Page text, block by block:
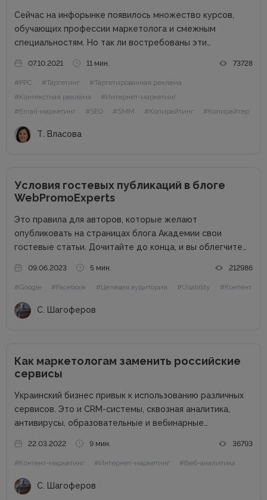
Сейчас на инфорынке появилось множество курсов,
обучающих профессии маркетолога и смежным
специальностям. Но так ли востребованы эти
себя в роли маркетолога, и каких специалистов ищут
работодатели? Обо всем этом и немного больше...
07.10.2021 11 мин. 73728
#PPC #Таргетинг
#Таргетированная реклама
#Контекстная реклама
#Интернет-маркетинг
#Email-маркетинг
#SEO #SMM #Копирайтинг #Копирайтер
Т. Власова
Условия гостевых публикаций в блоге
WebPromoExperts
Это правила для авторов, которые желают
опубликовать на страницах блога Академии свои
гостевые статьи. Дочитайте до конца, и вы облегчите
интернет-маркетинга WebPromoExperts в цифрах: 37
000 уникальных посетителей, 90 000 подписчиков...
09.06.2023 5 мин. 212986
#Google #Facebook #Целевая аудитория #Usability #Контент
С. Шагоферов
Как маркетологам заменить российские
сервисы
Украинский бизнес привык к использованию различных
сервисов. Это и CRM-системы, сквозная аналитика,
антивирусы, образовательные и вебинарные
многие другие. Наша задача – перейти на
альтернативные сервисы и программы, чтобы не
поддерживать российского агрессора. Также
сотрудничество с...
22.03.2022 9 мин. 36793
#Контент-маркетинг #Интернет-маркетинг #Веб-аналитика
С. Шагоферов